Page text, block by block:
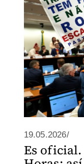
19.05.2026/
Es oficial.